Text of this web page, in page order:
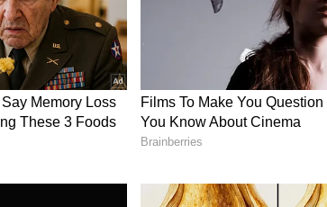
இருக்கும் பட்சத்தில், லாக் ஸ்கிரீனில்
கன்ட்ரோல் செய்யலாம். இதற்கு
சென்று மாற்ற வேண்டும்.
7 இல் aoc_audio_stereo_spatializer
சாதனத்தின் ஸ்டீரியோ ஸ்பீக்கர்கள்
செய்தல்: "பதிவு செய்யத் தொடங்கு"